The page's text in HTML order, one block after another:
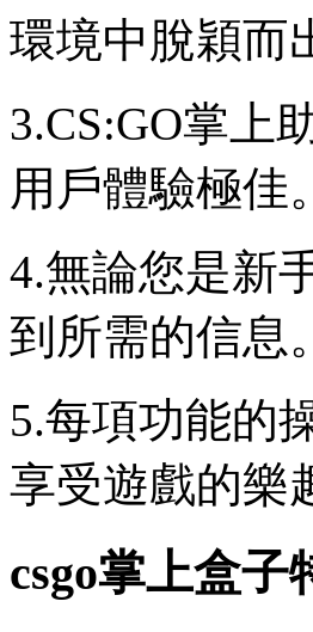
環境中脫穎而
3.CS:GO掌上
用戶體驗極佳。
4.無論您是新
到所需的信息。
5.每項功能的
享受遊戲的樂
csgo掌上盒子